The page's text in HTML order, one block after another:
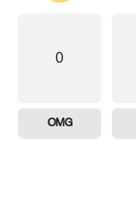
0
OMG